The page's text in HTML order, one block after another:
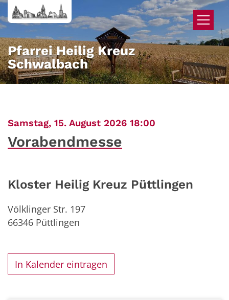
Zum Inhalt springen
Pfarrei Heilig Kreuz
Schwalbach
Samstag, 15. August 2026 18:00
Vorabendmesse
Kloster Heilig Kreuz Püttlingen
Völklinger Str. 197
66346 Püttlingen
In Kalender eintragen